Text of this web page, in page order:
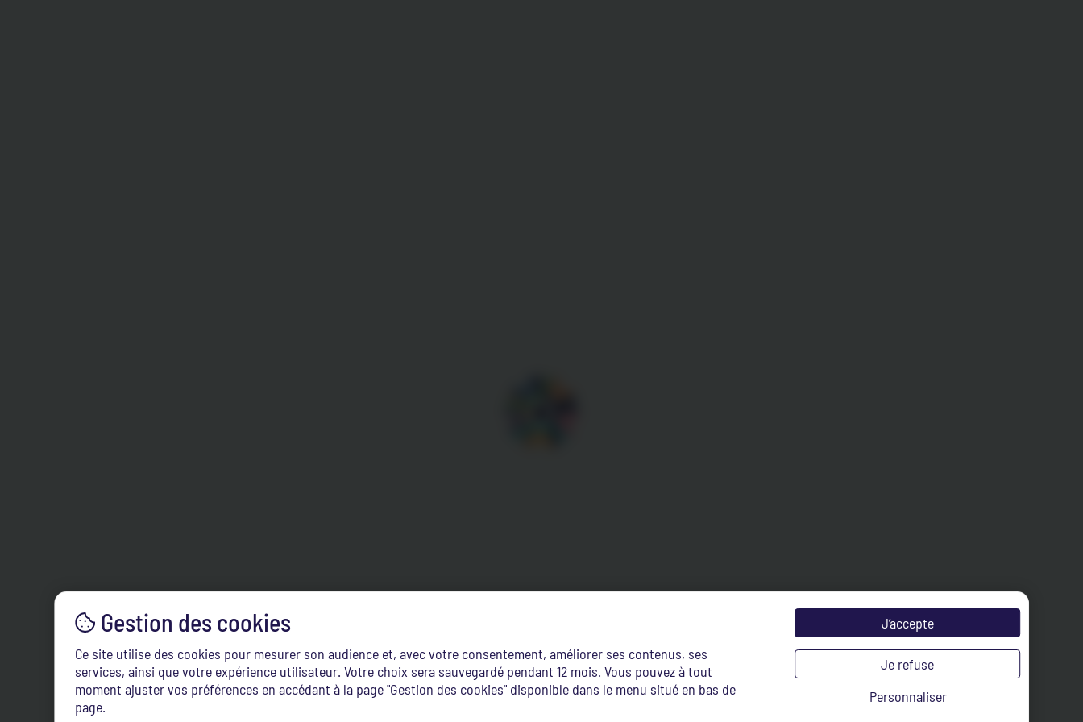
Ce site utilise des cookies pour mesurer son audience et, avec votre consentement, améliorer ses contenus, ses
services, ainsi que votre expérience utilisateur. Votre choix sera sauvegardé pendant 12 mois. Vous pouvez à tout
moment ajuster vos préférences en accédant à la page "Gestion des cookies" disponible dans le menu situé en bas de
page.
J’accepte
Je refuse
Personnaliser